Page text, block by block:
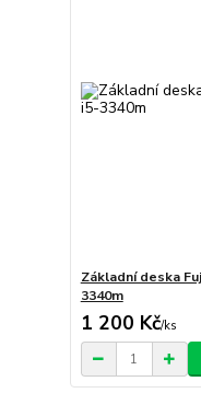
Základní deska
3340m
1 200 Kč/ks